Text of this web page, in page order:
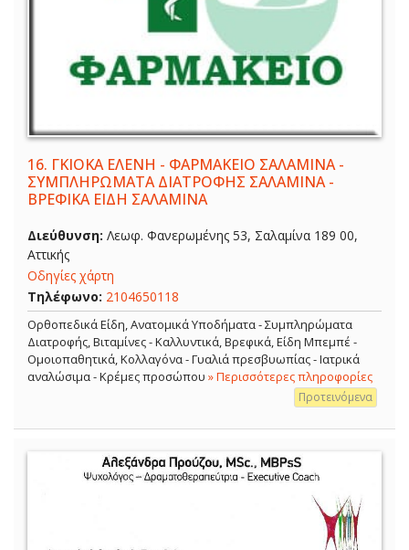
16. ΓΚΙΟΚΑ ΕΛΕΝΗ - ΦΑΡΜΑΚΕΙΟ ΣΑΛΑΜΙΝΑ -
ΣΥΜΠΛΗΡΩΜΑΤΑ ΔΙΑΤΡΟΦΗΣ ΣΑΛΑΜΙΝΑ -
ΒΡΕΦΙΚΑ ΕΙΔΗ ΣΑΛΑΜΙΝΑ
Διεύθυνση: Λεωφ. Φανερωμένης 53, Σαλαμίνα 189 00,
Αττικής
Οδηγίες χάρτη
Τηλέφωνο: 2104650118
Ορθοπεδικά Είδη, Ανατομικά Υποδήματα - Συμπληρώματα
Διατροφής, Βιταμίνες - Καλλυντικά, Βρεφικά, Είδη Μπεμπέ -
Ομοιοπαθητικά, Κολλαγόνα - Γυαλιά πρεσβυωπίας - Ιατρικά
αναλώσιμα - Κρέμες προσώπου » Περισσότερες πληροφορίες
Προτεινόμενα